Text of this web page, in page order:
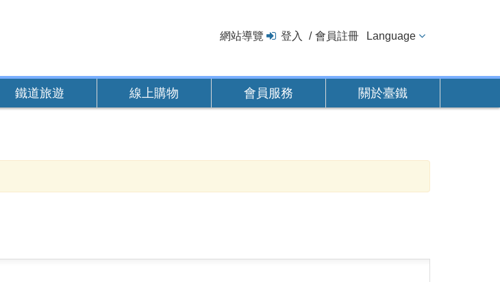
網站導覽 登入 會員註冊 Language
鐵道旅遊 線上購物 會員服務 關於臺鐵